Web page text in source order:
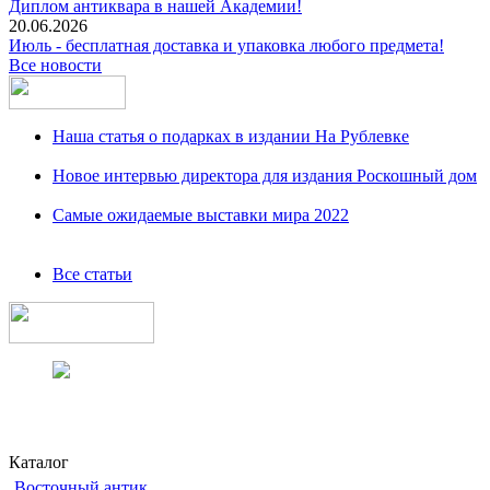
Диплом антиквара в нашей Академии!
20.06.2026
Июль - бесплатная доставка и упаковка любого предмета!
Все новости
Наша статья о подарках в издании На Рублевке
Новое интервью директора для издания Роскошный дом
Самые ожидаемые выставки мира 2022
Все статьи
Каталог